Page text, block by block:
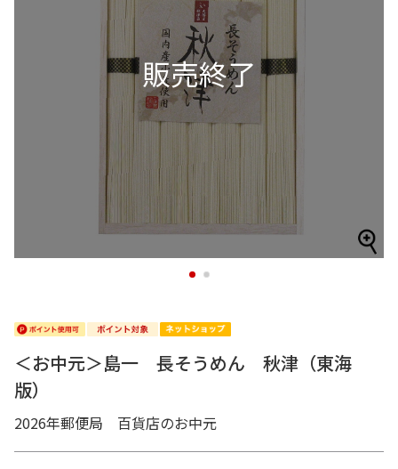
1 2
＜お中元＞島一 長そうめん 秋津（東海
版）
2026年郵便局 百貨店のお中元